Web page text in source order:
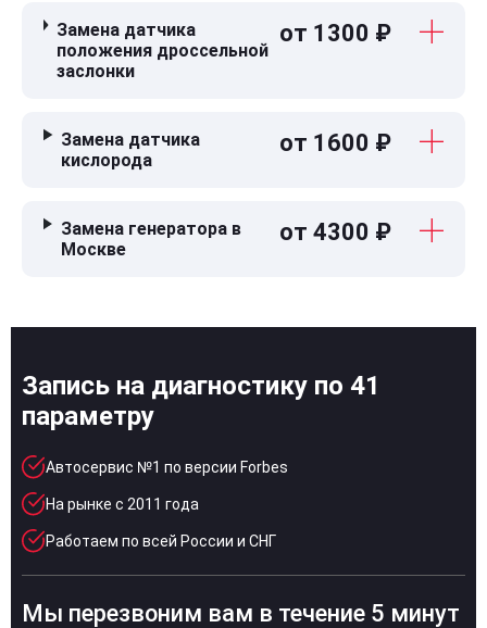
Замена датчика
положения дроссельной
заслонки
от 1300 ₽
Замена датчика
кислорода
от 1600 ₽
Замена генератора в
Москве
от 4300 ₽
Запись на диагностику по 41
параметру
Автосервис №1 по версии Forbes
На рынке с 2011 года
Работаем по всей России и СНГ
Мы перезвоним вам в течение 5 минут